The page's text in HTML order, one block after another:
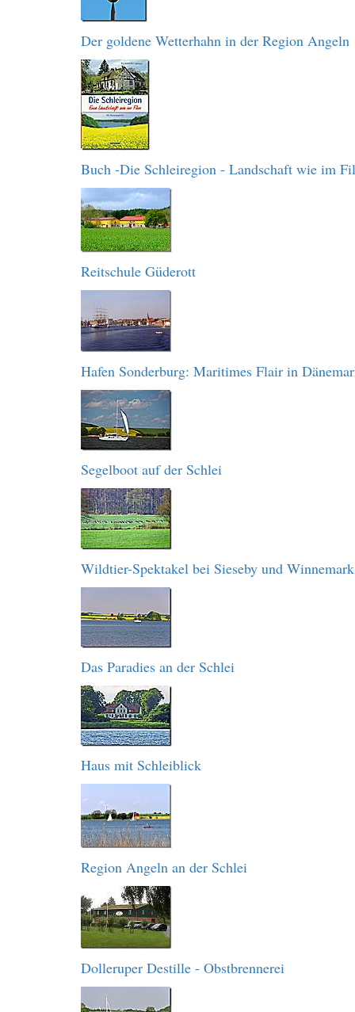
Der goldene Wetterhahn in der Region Angeln
Buch -Die Schleiregion - Landschaft wie im
Reitschule Güderott
Hafen Sonderburg: Maritimes Flair in
Segelboot auf der Schlei
Wildtier-Spektakel bei Sieseby und Winnemark
Das Paradies an der Schlei
Haus mit Schleiblick
Region Angeln an der Schlei
Dolleruper Destille - Obstbrennerei